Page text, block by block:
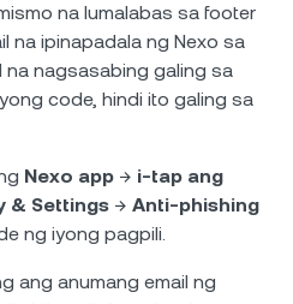
na lumalabas sa footer
na ipinapadala ng Nexo sa
na nagsasabing galing sa
code, hindi ito galing sa
Nexo app → i-tap ang
& Settings → Anti-phishing
ng iyong pagpili.
ang anumang email ng